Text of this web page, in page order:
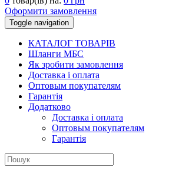
Оформити замовлення
Toggle navigation
КАТАЛОГ ТОВАРІВ
Шланги МБС
Як зробити замовлення
Доставка і оплата
Оптовым покупателям
Гарантія
Додатково
Доставка і оплата
Оптовым покупателям
Гарантія